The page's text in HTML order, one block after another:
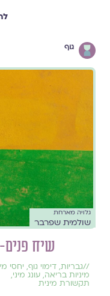
גוף
גלויה מארחת
שולמית שפרבר
שיח
//גבריות, דימוי גוף, יחסי
מיניות בריאה, עונג מיני,
תקשורת מינית